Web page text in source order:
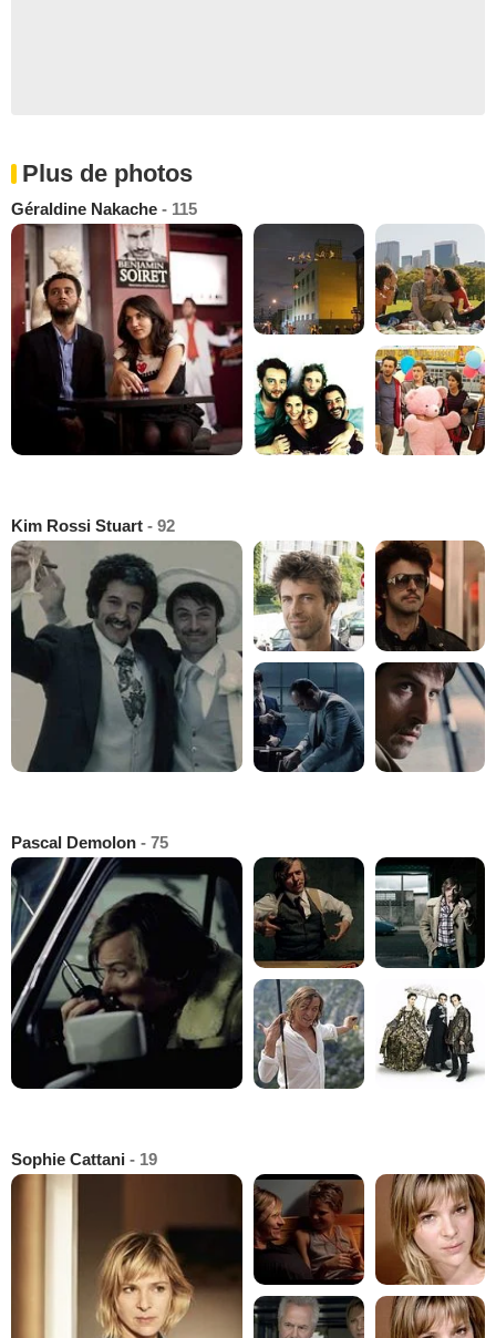
Plus de photos
Géraldine Nakache - 115
Kim Rossi Stuart - 92
Pascal Demolon - 75
Sophie Cattani - 19